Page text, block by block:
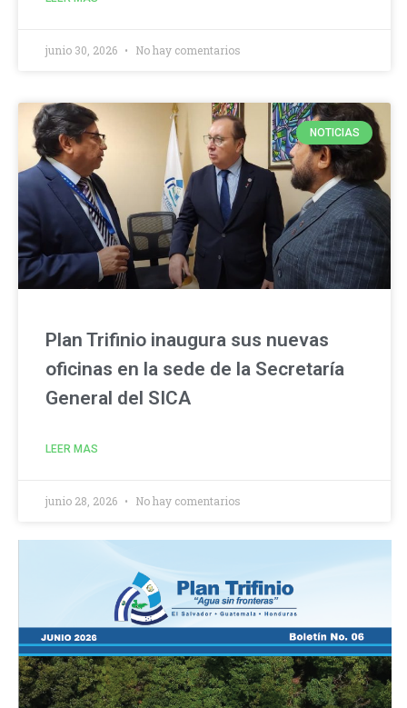
junio 30, 2026 No hay comentarios
NOTICIAS
Plan Trifinio inaugura sus nuevas
oficinas en la sede de la Secretaría
General del SICA
LEER MAS
junio 28, 2026 No hay comentarios